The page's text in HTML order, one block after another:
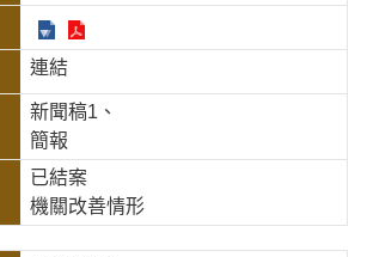
連結
新聞稿1
簡報
已結案
機關改善情形